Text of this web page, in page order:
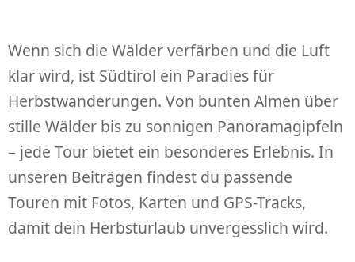
Wenn sich die Wälder verfärben und die Luft
klar wird, ist Südtirol ein Paradies für
Herbstwanderungen. Von bunten Almen über
stille Wälder bis zu sonnigen Panoramagipfeln
– jede Tour bietet ein besonderes Erlebnis. In
unseren Beiträgen findest du passende
Touren mit Fotos, Karten und GPS-Tracks,
damit dein Herbsturlaub unvergesslich wird.